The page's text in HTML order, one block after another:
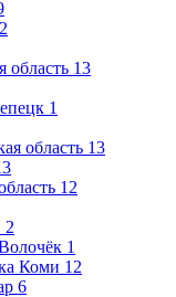
2
область 13
1
область 13
12
2
1
Коми 12
6